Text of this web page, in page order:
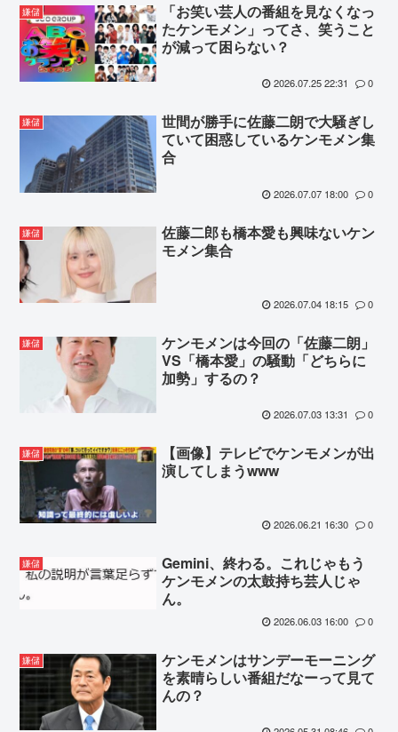
嫌儲
「お笑い芸人の番組を見なくなっ
たケンモメン」ってさ、笑うこと
が減って困らない？
2026.07.25 22:31 0
嫌儲
世間が勝手に佐藤二朗で大騒ぎし
ていて困惑しているケンモメン集
合
2026.07.07 18:00 0
嫌儲
佐藤二郎も橋本愛も興味ないケン
モメン集合
2026.07.04 18:15 0
嫌儲
ケンモメンは今回の「佐藤二朗」
VS「橋本愛」の騒動「どちらに
加勢」するの？
2026.07.03 13:31 0
嫌儲
【画像】テレビでケンモメンが出
演してしまうwww
2026.06.21 16:30 0
嫌儲
Gemini、終わる。これじゃもう
ケンモメンの太鼓持ち芸人じゃ
ん。
2026.06.03 16:00 0
嫌儲
ケンモメンはサンデーモーニング
を素晴らしい番組だなーって見て
んの？